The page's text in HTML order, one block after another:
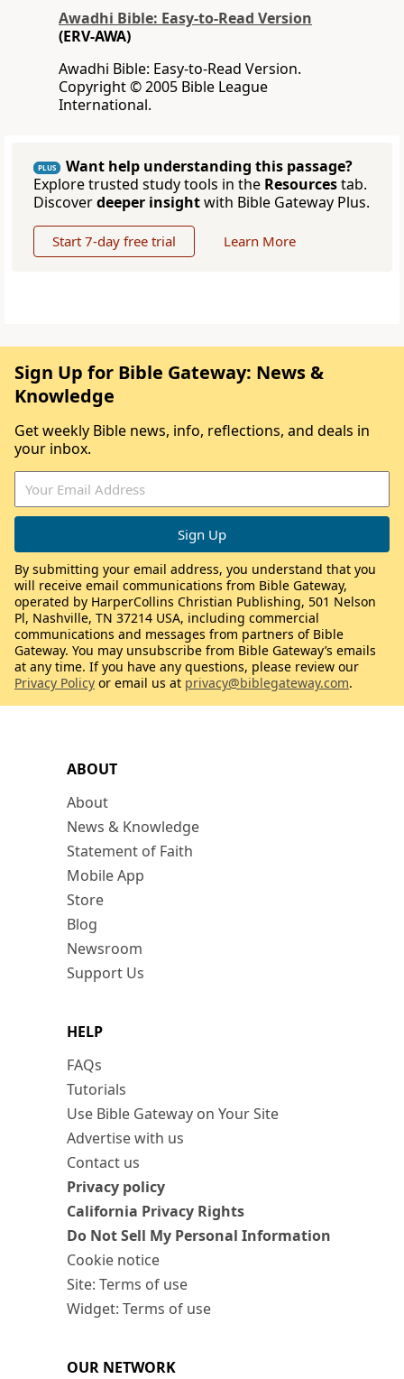
Awadhi Bible: Easy-to-Read Version
(ERV-AWA)
Awadhi Bible: Easy-to-Read Version.
Copyright © 2005 Bible League
International.
PLUS
Want help understanding this passage?
Explore trusted study tools in the Resourcestab.
Discoverdeeper insightwith Bible Gateway Plus.
Start 7-day free trial Learn More
ABOUT
About
News & Knowledge
Statement of Faith
Mobile App
Store
Blog
Newsroom
Support Us
HELP
FAQs
Tutorials
Use Bible Gateway on Your Site
Advertise with us
Contact us
Privacy policy
California Privacy Rights
Do Not Sell My Personal Information
Cookie notice
Site: Terms of use
Widget: Terms of use
OUR NETWORK
Sign Up for Bible Gateway: News &
Knowledge
Get weekly Bible news, info, reflections, and deals in
your inbox.
By submitting your email address, you understand that you
will receive email communications from Bible Gateway,
operated by HarperCollins Christian Publishing, 501 Nelson
Pl, Nashville, TN 37214 USA, including commercial
communications and messages from partners of Bible
Gateway. You may unsubscribe from Bible Gateway’s emails
at any time. If you have any questions, please review our
Privacy Policy or email us at privacy@biblegateway.com.